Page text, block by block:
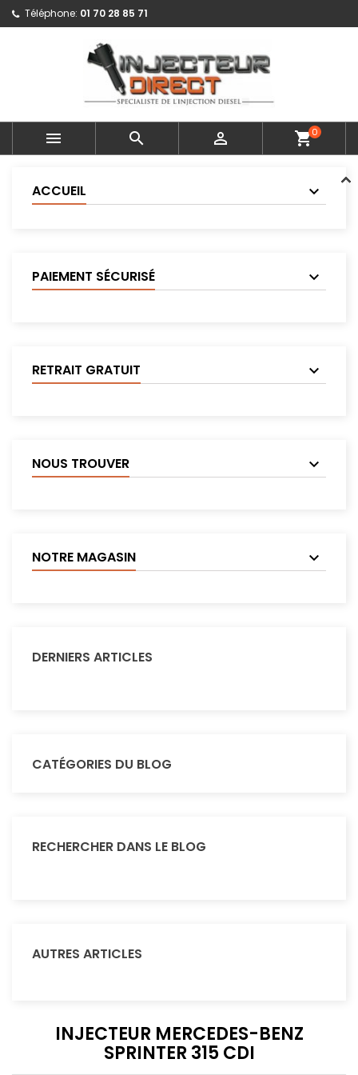
Téléphone: 01 70 28 85 71
   shopping_cart0
ACCUEIL
PAIEMENT SÉCURISÉ
RETRAIT GRATUIT
NOUS TROUVER
NOTRE MAGASIN
DERNIERS ARTICLES
CATÉGORIES DU BLOG
RECHERCHER DANS LE BLOG
AUTRES ARTICLES
INJECTEUR MERCEDES-BENZ
SPRINTER 315 CDI